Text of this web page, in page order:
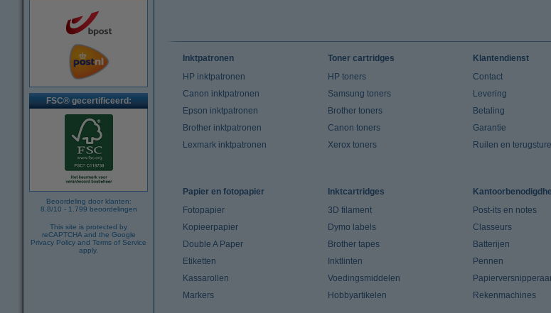
FSC® gecertificeerd:
Beoordeling door klanten:
8.8/10 - 1.799 beoordelingen
This site is protected by
reCAPTCHA and the Google
Privacy Policy and Terms of Service
apply.
Inktpatronen
HP inktpatronen
Canon inktpatronen
Epson inktpatronen
Brother inktpatronen
Lexmark inktpatronen
Toner cartridges
HP toners
Samsung toners
Brother toners
Canon toners
Xerox toners
Klantendienst
Contact
Levering
Betaling
Garantie
Ruilen en
Papier en fotopapier
Fotopapier
Kopieerpapier
Double A Paper
Etiketten
Kassarollen
Markers
Inktcartridges
3D filament
Dymo labels
Brother tapes
Inktlinten
Voedingsmiddelen
Hobbyartikelen
Post-its en notes
Classeurs
Batterijen
Pennen
Rekenmachines